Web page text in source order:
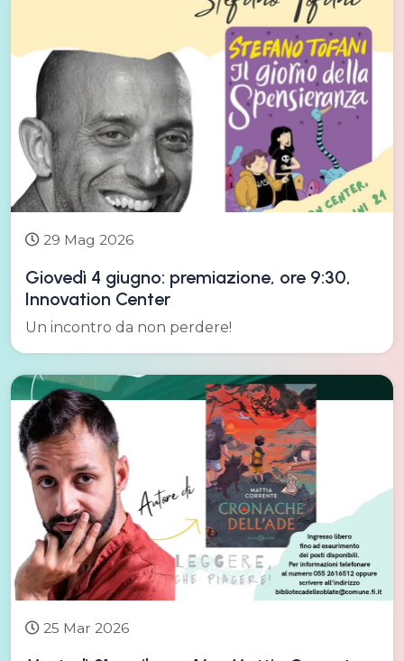
29 Mag 2026
Giovedì 4 giugno: premiazione, ore 9:30,
Innovation Center
Un incontro da non perdere!
25 Mar 2026